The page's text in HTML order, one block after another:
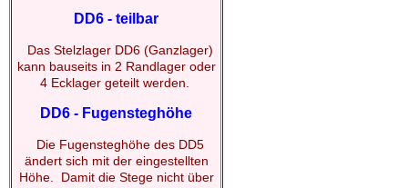
DD6 - teilbar
Das Stelzlager DD6 (Ganzlager)
kann bauseits in 2 Randlager oder
4 Ecklager geteilt werden.
DD6 - Fugensteghöhe
Die Fugensteghöhe des DD5
ändert sich mit der eingestellten
Höhe. Damit die Stege nicht über